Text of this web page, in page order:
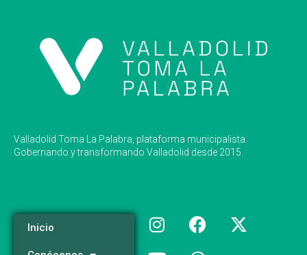
Valladolid Toma La Palabra, plataforma municipalista.
Gobernando y transformando Valladolid desde 2015.
Inicio